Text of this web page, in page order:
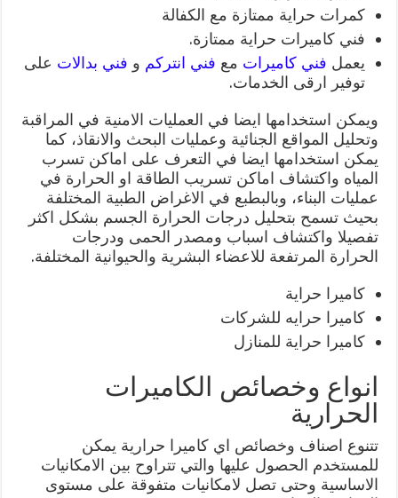
كمرات حراية ممتازة مع الكفالة
فني كاميرات حراية ممتازة.
يعمل فني كاميرات مع فني انتركم و فني بدالات على
توفير ارقى الخدمات.
ويمكن استخدامها ايضا في العمليات الامنية في المراقبة
وتحليل المواقع الجنائية وعمليات البحث والانقاذ، كما
يمكن استخدامها ايضا في التعرف على اماكن تسرب
المياه واكتشاف اماكن تسريب الطاقة او الحرارة في
عمليات البناء، وبالبطبع في الاغراض الطبية المختلفة
بحيث تسمح بتحليل درجات الحرارة الجسم بشكل اكثر
تفصيلا واكتشاف اسباب ومصدر الحمى ودرجات
الحرارة المرتفعة للاعضاء البشرية والحيوانية المختلفة.
كاميرا حراية
كاميرا حرايه للشركات
كاميرا حراية للمنازل
انواع وخصائص الكاميرات
الحرارية
تتنوع اصناف وخصائص اي كاميرا حرارية يمكن
للمستخدم الحصول عليها والتي تتراوح بين الامكانيات
الاساسية وحتى تصل لامكانيات متفوقة على مستوى